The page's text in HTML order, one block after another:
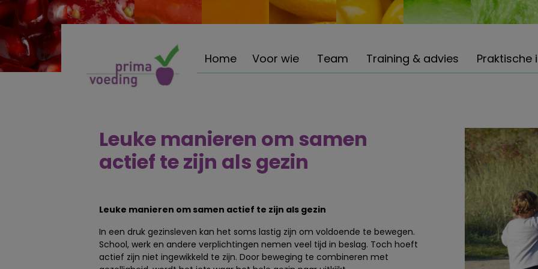
Home Voor wie Team Training & advies Praktische
Leuke manieren om samen
actief te zijn als gezin
Leuke manieren om samen actief te zijn als gezin
In een druk gezinsleven kan het soms lastig zijn om voldoende te bewegen.
School, werk en andere verplichtingen nemen veel tijd in beslag. Toch hoeft
actief zijn niet ingewikkeld te zijn. Door beweging te combineren met